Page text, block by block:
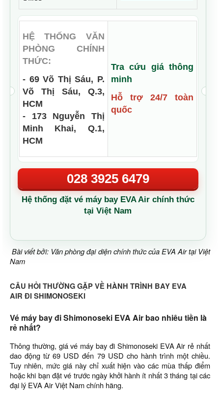
HỆ THỐNG VĂN
PHÒNG CHÍNH
THỨC:
- 69 Võ Thị Sáu, P.
Võ Thị Sáu, Q.3,
HCM
- 173 Nguyễn Thị
Minh Khai, Q.1,
HCM
Tra cứu giá thông
minh
Hỗ trợ 24/7 toàn
quốc
028 3925 6479
Hệ thống đặt vé máy bay EVA Air chính thức
tại Việt Nam
Bài viết bởi: Văn phòng đại diện chính thức của EVA Air tại Việt
Nam
CÂU HỎI THƯỜNG GẶP VỀ HÀNH TRÌNH BAY EVA
AIR ĐI SHIMONOSEKI
Vé máy bay đi Shimonoseki EVA Air bao nhiêu tiền là
rẻ nhất?
Thông thường, giá vé máy bay đi Shimonoseki EVA Air rẻ nhất
dao động từ 69 USD đến 79 USD cho hành trình một chiều.
Tuy nhiên, mức giá này chỉ xuất hiện vào các mùa thấp điểm
hoặc khi bạn đặt vé trước ngày khởi hành ít nhất 3 tháng tại các
đại lý EVA Air Việt Nam chính hãng.